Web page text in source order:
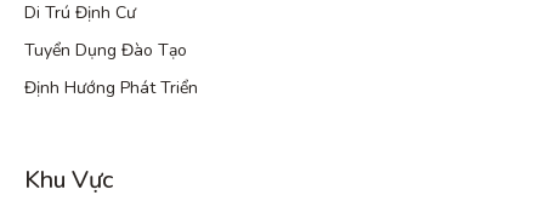
Di Trú Định Cư
Tuyển Dụng Đào Tạo
Định Hướng Phát Triển
Khu Vực